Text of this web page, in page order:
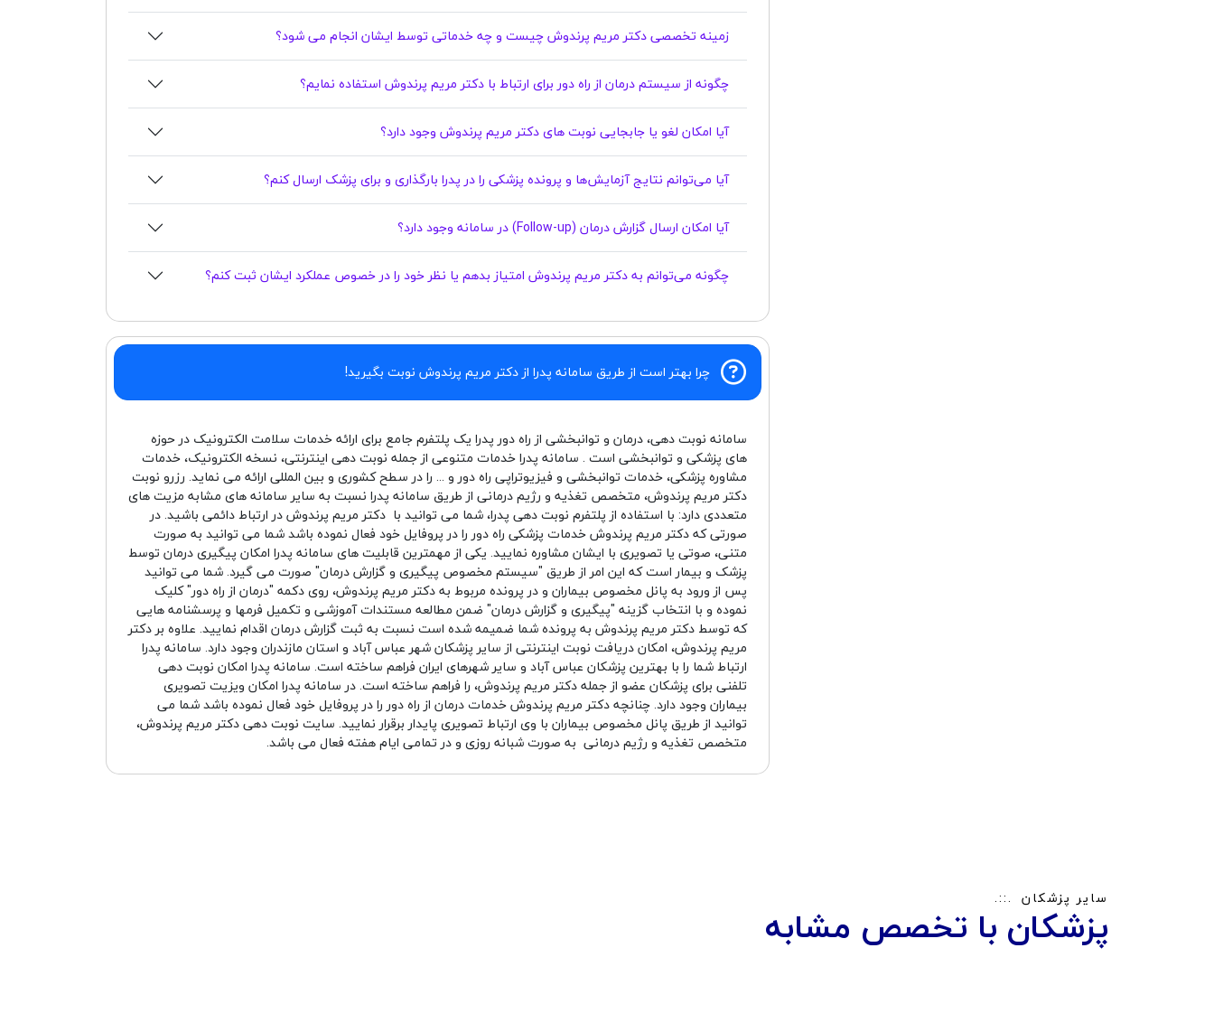
زمینه تخصصی دکتر مریم پرندوش چیست و چه خدماتی توسط ایشان انجام می شود؟
چگونه از سیستم درمان از راه دور برای ارتباط با دکتر مریم پرندوش استفاده نمایم؟
آیا امکان لغو یا جابجایی نوبت های دکتر مریم پرندوش وجود دارد؟
آیا می‌توانم نتایج آزمایش‌ها و پرونده پزشکی را در پدرا بارگذاری و برای پزشک ارسال کنم؟
آیا امکان ارسال گزارش درمان (Follow-up) در سامانه وجود دارد؟
چگونه می‌توانم به دکتر مریم پرندوش امتیاز بدهم یا نظر خود را در خصوص عملکرد ایشان ثبت کنم؟
چرا بهتر است از طریق سامانه پدرا از دکتر مریم پرندوش نوبت بگیرید!
سامانه نوبت دهی، درمان و توانبخشی از راه دور پدرا یک پلتفرم جامع برای ارائه خدمات سلامت الکترونیک در حوزه
های پزشکی و توانبخشی است . سامانه پدرا خدمات متنوعی از جمله نوبت دهی اینترنتی، نسخه الکترونیک، خدمات
مشاوره پزشکی، خدمات توانبخشی و فیزیوتراپی راه دور و ... را در سطح کشوری و بین المللی ارائه می نماید. رزرو نوبت
دکتر مریم پرندوش، متخصص تغذیه و رژیم درمانی از طریق سامانه پدرا نسبت به سایر سامانه های مشابه مزیت های
متعددی دارد: با استفاده از پلتفرم نوبت دهی پدرا، شما می توانید با دکتر مریم پرندوش در ارتباط دائمی باشید. در
صورتی که دکتر مریم پرندوش خدمات پزشکی راه دور را در پروفایل خود فعال نموده باشد شما می توانید به صورت
متنی، صوتی یا تصویری با ایشان مشاوره نمایید. یکی از مهمترین قابلیت های سامانه پدرا امکان پیگیری درمان توسط
پزشک و بیمار است که این امر از طریق "سیستم مخصوص پیگیری و گزارش درمان" صورت می گیرد. شما می توانید
پس از ورود به پانل مخصوص بیماران و در پرونده مربوط به دکتر مریم پرندوش، روی دکمه "درمان از راه دور" کلیک
نموده و با انتخاب گزینه "پیگیری و گزارش درمان" ضمن مطالعه مستندات آموزشی و تکمیل فرمها و پرسشنامه هایی
که توسط دکتر مریم پرندوش به پرونده شما ضمیمه شده است نسبت به ثبت گزارش درمان اقدام نمایید. علاوه بر دکتر
مریم پرندوش، امکان دریافت نوبت اینترنتی از سایر پزشکان شهر عباس آباد و استان مازندران وجود دارد. سامانه پدرا
ارتباط شما را با بهترین پزشکان عباس آباد و سایر شهرهای ایران فراهم ساخته است. سامانه پدرا امکان نوبت دهی
تلفنی برای پزشکان عضو از جمله دکتر مریم پرندوش، را فراهم ساخته است. در سامانه پدرا امکان ویزیت تصویری
بیماران وجود دارد. چنانچه دکتر مریم پرندوش خدمات درمان از راه دور را در پروفایل خود فعال نموده باشد شما می
توانید از طریق پانل مخصوص بیماران با وی ارتباط تصویری پایدار برقرار نمایید. سایت نوبت دهی دکتر مریم پرندوش،
متخصص تغذیه و رژیم درمانی به صورت شبانه روزی و در تمامی ایام هفته فعال می باشد.
سایر پزشکان
پزشکان با تخصص مشابه